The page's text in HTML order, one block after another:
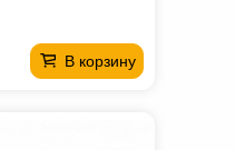
В корзину